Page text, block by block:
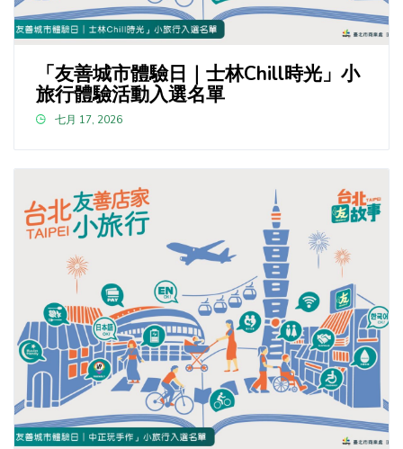
「友善城市體驗日｜士林Chill時光」小
旅行體驗活動入選名單
七月 17, 2026